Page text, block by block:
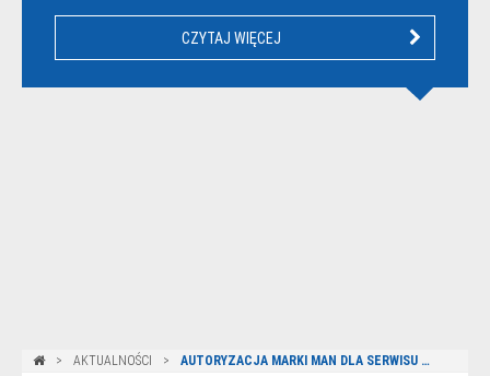
CZYTAJ WIĘCEJ
AKTUALNOŚCI AUTORYZACJA MARKI MAN DLA SERWISU W SUWAŁKACH